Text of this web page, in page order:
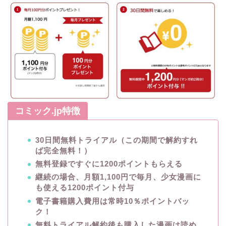
コミック.jp特徴
30日間無料トライアル（この期間で解約すれ
ば完全無料！）
無料登録ですぐに1200ポイントもらえる
継続の場合、月額1,100円で毎月、少女漫画に
も使える1200ポイント付与
電子書籍購入費用は常時10％ポイントバッ
ク！